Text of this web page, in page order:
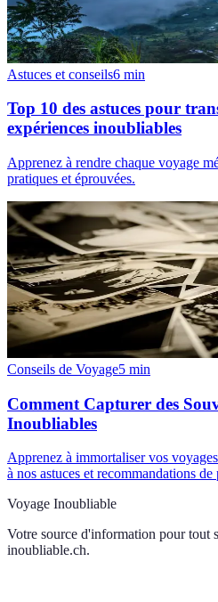
Astuces et conseils6 min
Top 10 des astuces pour
expériences inoubliables
Apprenez à rendre chaque voyage
pratiques et éprouvées.
Conseils de Voyage5 min
Comment Capturer des
Inoubliables
Apprenez à immortaliser vos
à nos astuces et recommandations
Voyage Inoubliable
Votre source d'information pour tout
inoubliable.ch.